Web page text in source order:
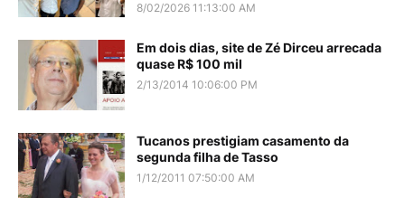
8/02/2026 11:13:00 AM
Em dois dias, site de Zé Dirceu arrecada
quase R$ 100 mil
2/13/2014 10:06:00 PM
Tucanos prestigiam casamento da
segunda filha de Tasso
1/12/2011 07:50:00 AM